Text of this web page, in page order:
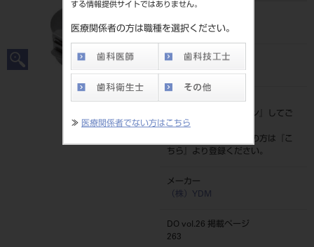
する情報提供サイトではありません。
医療関係者の方は職種を選択ください。
≫ 医療関係者でない方はこちら
201510468
JAN/EANコード
標準価格
ログイン
』してご
覧ください。
ネット会員登録がまだの方は『
こ
ちら
』より登録ください。
メーカー
（株）YDM
DO vol.26 掲載ページ
263